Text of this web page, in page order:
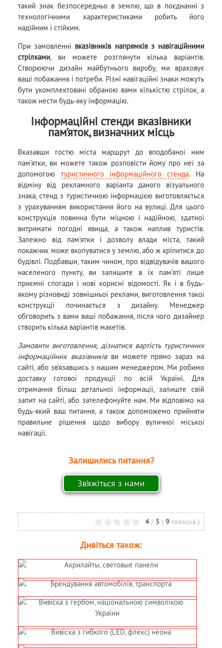
такий знак безпосередньо в землю, що в поєднанні з
технологічними характеристиками робить його
надійним і стійким.
При замовленні вказівників напрямків з навігаційними
стрілками, ви можете розглянути кілька варіантів.
Створюючи дизайн майбутнього виробу, ми враховує
ваші побажання і потреби. Різні навігаційні знаки можуть
бути укомплектовані обраною вами кількістю стрілок, а
також нести будь-яку інформацію.
Інформаційні стенди вказівники
пам’яток, визначних місць
Вказавши гостю міста маршрут до вподобаної ним
пам’ятки, ви можете також розповісти йому про неї за
допомогою туристичного інформаційного стенда. На
відміну від рекламного варіанта даного візуального
знака, стенд з туристичною інформацією виготовляється
з урахуванням використання його на вулиці. Для цього
конструкція повинна бути міцною і надійною, здатної
витримати погодні явища, а також наплив туристів.
Залежно від пам’ятки і дозволу влади міста, такий
покажчик може вкопуватися у землю, або ж кріпитися до
будівлі. Подбавши, таким чином, про відвідувачів вашого
населеного пункту, ви залишите в їх пам’яті лише
приємні спогади і нові корисні відомості. Як і в будь-
якому різновиді зовнішньої реклами, виготовлення такої
конструкції починається з дизайну. Менеджер
обговорить з вами ваші побажання, після чого дизайнер
створить кілька варіантів макетів.
Замовити виготовлення, дізнатися вартість туристичних
інформаційних вказівниківви можете прямо зараз на
сайті, або зв’язавшись з нашим менеджером. Ми робимо
доставку готової продукції по всій Україні. Для
отримання більш детальної інформації, залиште свій
запит на сайті, або зателефонуйте нам. Ми відповімо на
будь-який ваш питання, а також допоможемо прийняти
правильне рішення щодо вибору вуличної міської
навігації.
Залишились питання?
4 / 5 ( 9 голосов)
Дивіться також: